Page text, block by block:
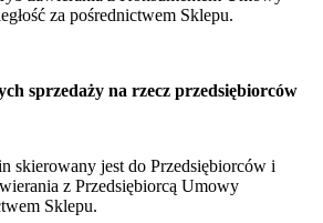
za pośrednictwem Sklepu.
sprzedaży na rzecz przedsiębiorców
skierowany jest do Przedsiębiorców i
z Przedsiębiorcą Umowy
Sklepu.